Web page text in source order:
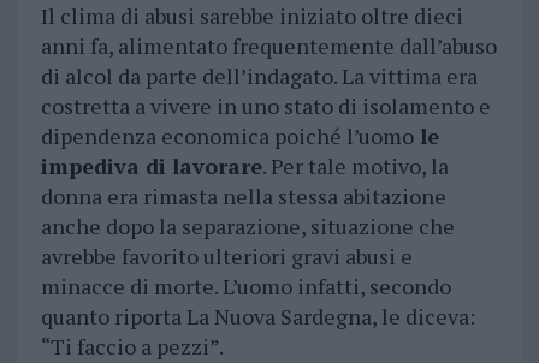
Il clima di abusi sarebbe iniziato oltre dieci
anni fa, alimentato frequentemente dall’abuso
di alcol da parte dell’indagato. La vittima era
costretta a vivere in uno stato di isolamento e
dipendenza economica poiché l’uomole
impediva di lavorare. Per tale motivo, la
donna era rimasta nella stessa abitazione
anche dopo la separazione, situazione che
avrebbe favorito ulteriori gravi abusi e
minacce di morte. L’uomo infatti, secondo
quanto riporta La Nuova Sardegna, le diceva:
“Ti faccio a pezzi”.